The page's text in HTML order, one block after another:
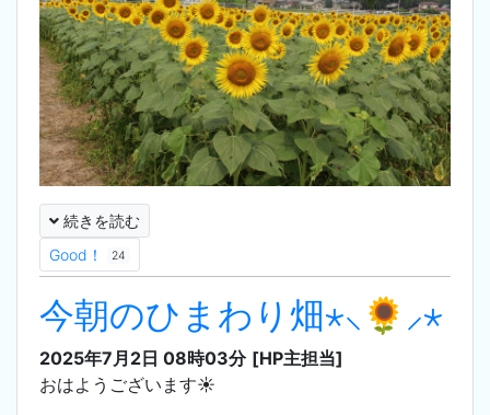
続きを読む
Good！
24
今朝のひまわり畑⋆⸜🌻⸝‍⋆
2025年7月2日 08時03分 [HP主担当]
おはようございます☀️